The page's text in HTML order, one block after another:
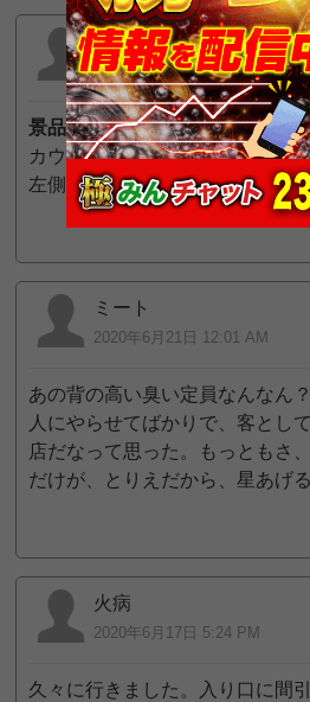
かもん
2020年7月7日 11:11 PM
景品交換所の場所
カウンター左側の通路から出口
左側すぐに(TUC高島平中央店)景
ミート
2020年6月21日 12:01 AM
あの背の高い臭い定員なんなん
人にやらせてばかりで、客とし
店だなって思った。もっともさ
だけが、とりえだから、星あげ
火病
2020年6月17日 5:24 PM
久々に行きました。入り口に間